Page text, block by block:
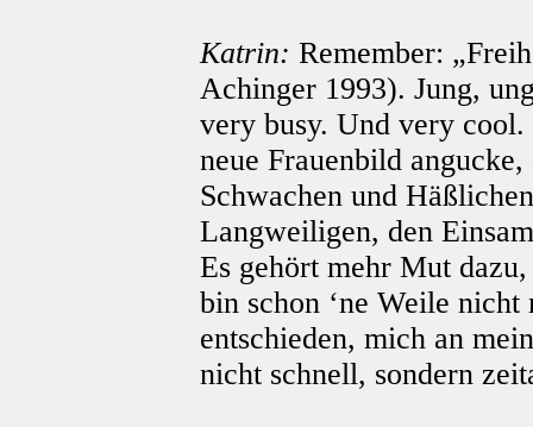
Katrin: Remember:
Achinger 1993). Jung,
very busy. Und very
neue Frauenbild
Schwachen und
Langweiligen, den
Es gehört mehr Mut
bin schon ‘ne Weile
entschieden, mich an
nicht schnell, sondern